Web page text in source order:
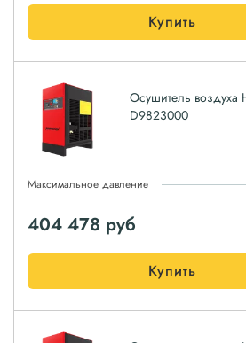
Купить
Осушитель воздуха
D9823000
Максимальное давление
404 478 руб
Купить